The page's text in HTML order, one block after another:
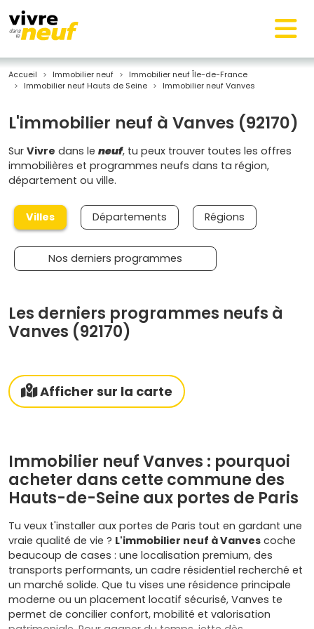
Accueil Immobilier neuf
Immobilier neuf Île-de-France
Immobilier neuf Hauts de Seine
Immobilier neuf Vanves
L'immobilier neuf à Vanves (92170)
Sur Vivre dans le neuf, tu peux trouver toutes les offres
immobilières et programmes neufs dans ta région,
département ou ville.
Villes Départements Régions
Nos derniers programmes
Les derniers programmes neufs à
Vanves (92170)
Afficher sur la carte
Immobilier neuf Vanves : pourquoi
acheter dans cette commune des
Hauts-de-Seine aux portes de Paris
Tu veux t'installer aux portes de Paris tout en gardant une
vraie qualité de vie ? L'immobilier neuf à Vanves coche
beaucoup de cases : une localisation premium, des
transports performants, un cadre résidentiel recherché et
un marché solide. Que tu vises une résidence principale
moderne ou un placement locatif sécurisé, Vanves te
permet de concilier confort, mobilité et valorisation